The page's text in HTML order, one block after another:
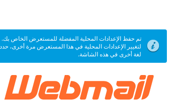
تم حفظ الإعدادات المحلية المفضلة للمستعرض الخاص بك.
لتغيير الإعدادات المحلية في هذا المستعرض مرة أخرى، حدد
لغة أخرى في هذه الشاشة.